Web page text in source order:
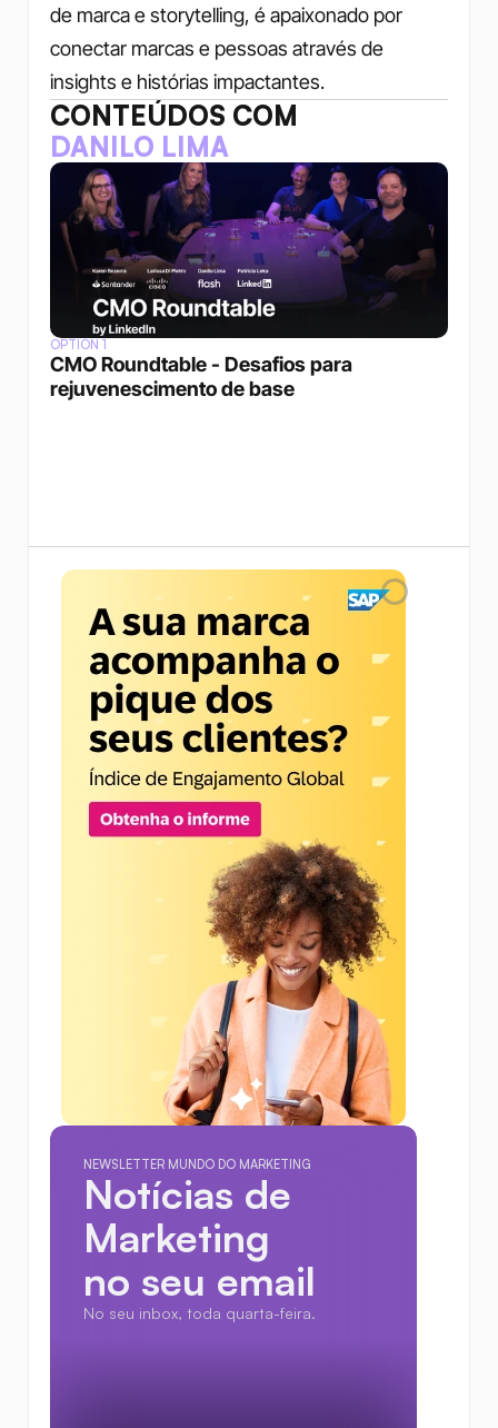
de marca e storytelling, é apaixonado por
conectar marcas e pessoas através de
insights e histórias impactantes.
CONTEÚDOS COM
DANILO LIMA
OPTION 1
CMO Roundtable - Desafios para
rejuvenescimento de base
NEWSLETTER MUNDO DO MARKETING
Notícias de
Marketing
no seu email
No seu inbox, toda quarta-feira.